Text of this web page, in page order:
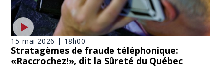
15 mai 2026 | 18h00
Stratagèmes de fraude téléphonique:
«Raccrochez!», dit la Sûreté du Québec